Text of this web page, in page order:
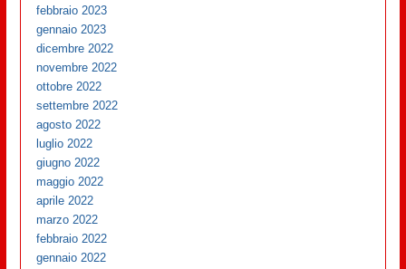
febbraio 2023
gennaio 2023
dicembre 2022
novembre 2022
ottobre 2022
settembre 2022
agosto 2022
luglio 2022
giugno 2022
maggio 2022
aprile 2022
marzo 2022
febbraio 2022
gennaio 2022